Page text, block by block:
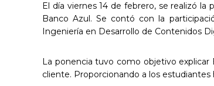
El día viernes 14 de febrero, se realizó
Banco Azul. Se contó con la
Ingeniería en Desarrollo de Contenidos
La ponencia tuvo como objetivo explicar
cliente. Proporcionando a los